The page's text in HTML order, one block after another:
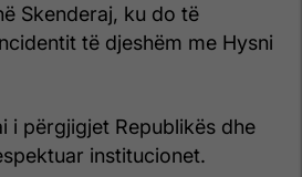
Skenderaj, ku do të
të djeshëm me Hysni
i përgjigjet Republikës dhe
institucionet.